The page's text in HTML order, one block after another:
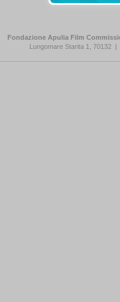
Fondazione Apulia Film
Lungomare Starita 1, 70132 |